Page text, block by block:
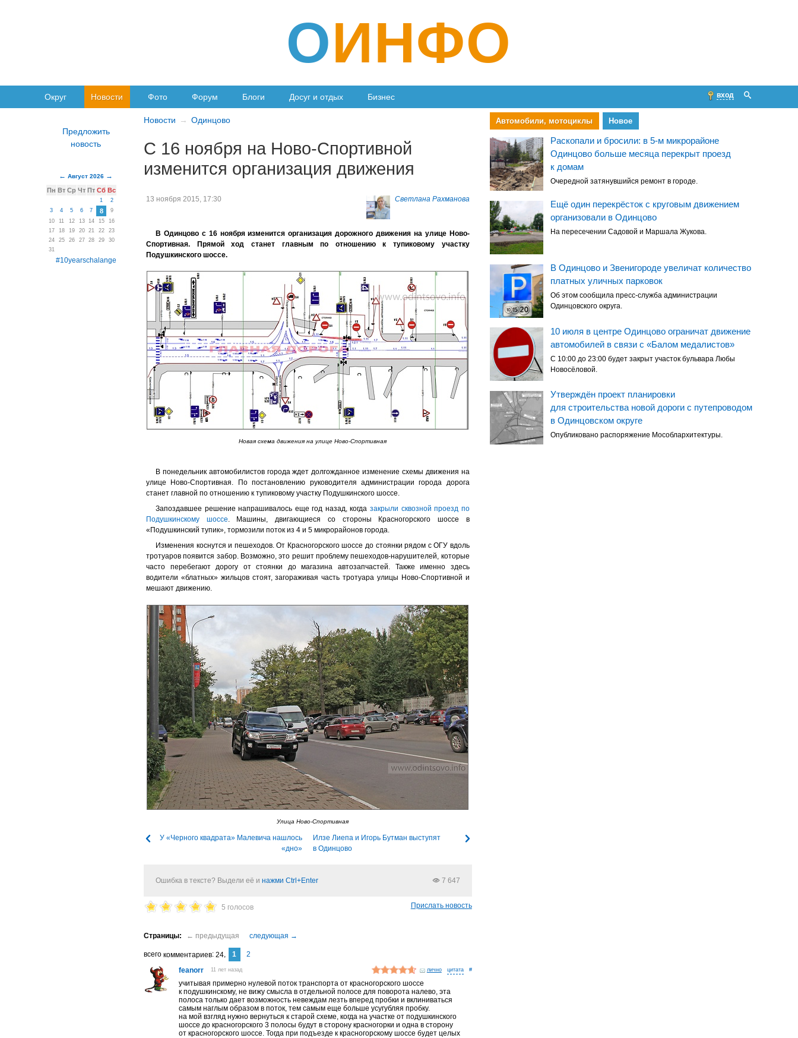
ОИНФО
Округ Новости Фото Форум Блоги Досуг и отдых Бизнес вход
Новости Одинцово
С 16 ноября на Ново-Спортивной
изменится организация движения
Светлана Рахманова
13 ноября 2015, 17:30
В Одинцово с 16 ноября изменится организация дорожного движения на улице Ново-
Спортивная. Прямой ход станет главным по отношению к тупиковому участку
Подушкинского шоссе.
Новая схема движения на улице Ново-Спортивная
В понедельник автомобилистов города ждет долгожданное изменение схемы движения на
улице Ново-Спортивная. По постановлению руководителя администрации города дорога
станет главной по отношению к тупиковому участку Подушкинского шоссе.
Запоздавшее решение напрашивалось еще год назад, когдазакрыли сквозной проезд по
Подушкинскому шоссе. Машины, двигающиеся со стороны Красногорского шоссе в
«Подушкинский тупик», тормозили поток из 4 и 5 микрорайонов города.
Изменения коснутся и пешеходов. От Красногорского шоссе до стоянки рядом с ОГУ вдоль
тротуаров появится забор. Возможно, это решит проблему пешеходов-нарушителей, которые
часто перебегают дорогу от стоянки до магазина автозапчастей. Также именно здесь
водители «блатных» жильцов стоят, загораживая часть тротуара улицы Ново-Спортивной и
мешают движению.
Улица Ново-Спортивная
У «Черного квадрата» Малевича нашлось
«дно»
Илзе Лиепа и Игорь Бутман выступят
в Одинцово
Ошибка в тексте? Выдели её и нажми Ctrl+Enter 7 647
5 голосов Прислать новость
комментариев 24 1
2
feanorr
11 лет назад лично #
учитывая примерно нулевой поток транспорта от красногорского шоссе
к подушкинскому, не вижу смысла в отдельной полосе для поворота налево, эта
полоса только дает возможность невеждам лезть вперед пробки и вклиниваться
самым наглым образом в поток, тем самым еще больше усугубляя пробку.
на мой взгляд нужно вернуться к старой схеме, когда на участке от подушкинского
шоссе до красногорского 3 полосы будут в сторону красногорки и одна в сторону
от красногорского шоссе. Тогда при подъезде к красногорскому шоссе будет целых
Август 2026
Пн Вт Ср Чт Пт Сб Вс
1
2
3
4 5 6 7 8
9
10
11 12 13 14 15
16
17
18 19 20 21 22
23
24
25 26 27 28 29
30
31
#10yearschalange
Автомобили, мотоциклы Новое
Раскопали и бросили: в 5-м микрорайоне
Одинцово больше месяца перекрыт проезд
к домам
Очередной затянувшийся ремонт в городе.
Ещё один перекрёсток с круговым движением
организовали в Одинцово
На пересечении Садовой и Маршала Жукова.
В Одинцово и Звенигороде увеличат количество
платных уличных парковок
Об этом сообщила пресс-служба администрации
Одинцовского округа.
10 июля в центре Одинцово ограничат движение
автомобилей в связи с «Балом медалистов»
С 10:00 до 23:00 будет закрыт участок бульвара Любы
Новосёловой.
Утверждён проект планировки
для строительства новой дороги с путепроводом
в Одинцовском округе
Опубликовано распоряжение Мособлархитектуры.